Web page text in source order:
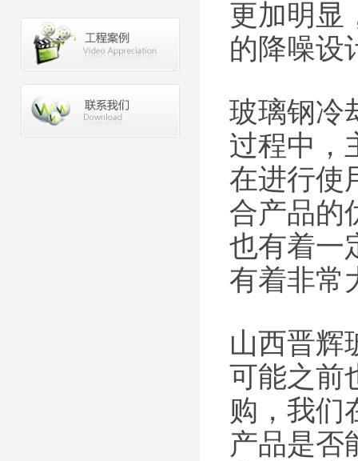
更加明显
的降噪设
玻璃钢冷
过程中，
在进行使
合产品的
也有着一
有着非常
山西晋辉
可能之前
购，我们
产品是否